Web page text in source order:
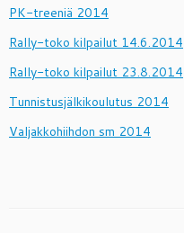
PK-treeniä 2014
Rally-toko kilpailut 14.6.2014
Rally-toko kilpailut 23.8.2014
Tunnistusjälkikoulutus 2014
Valjakkohiihdon sm 2014